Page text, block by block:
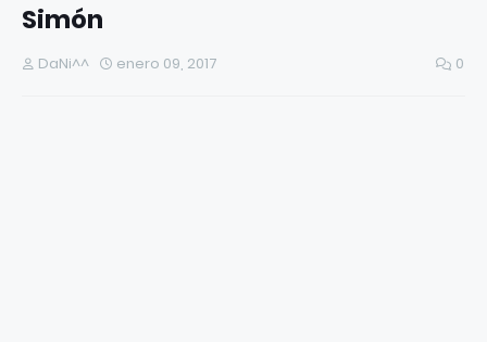
Simón
DaNi^^ enero 09, 2017 0